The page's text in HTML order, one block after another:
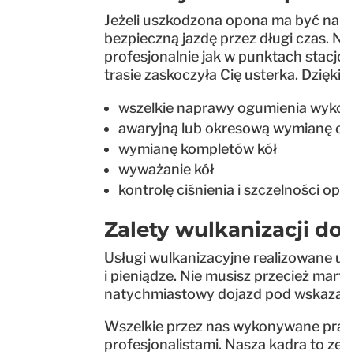
Jeżeli uszkodzona opona ma być
bezpieczną jazdę przez długi
profesjonalnie jak w punktach
trasie zaskoczyła Cię usterka.
wszelkie naprawy ogumienia
awaryjną lub okresową wymianę
wymianę kompletów kół
wyważanie kół
kontrolę ciśnienia i szczelności
Zalety wulkanizacji
Usługi wulkanizacyjne
i pieniądze. Nie musisz przecież
natychmiastowy dojazd pod
Wszelkie przez nas wykonywane
profesjonalistami. Nasza kadra to